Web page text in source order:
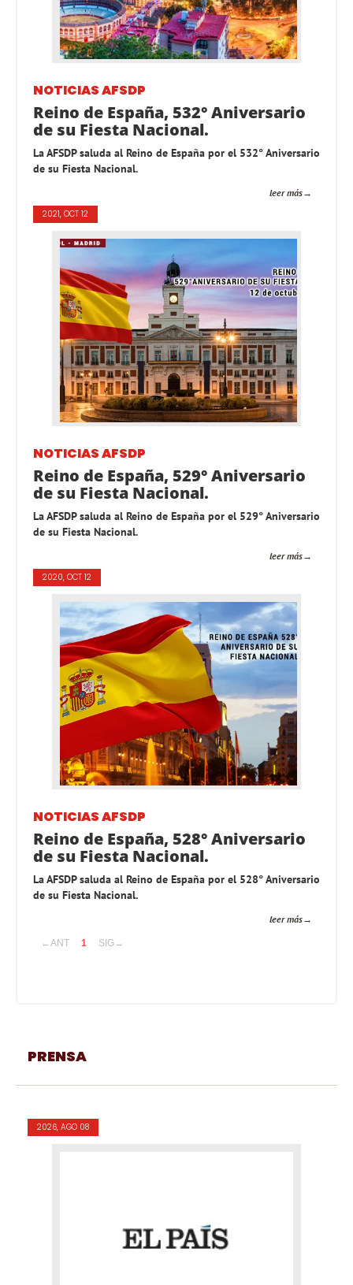
NOTICIAS AFSDP
Reino de España, 532° Aniversario
de su Fiesta Nacional.
La AFSDP saluda al Reino de España por el 532° Aniversario
de su Fiesta Nacional.
leer más
2021, OCT 12
NOTICIAS AFSDP
Reino de España, 529° Aniversario
de su Fiesta Nacional.
La AFSDP saluda al Reino de España por el 529° Aniversario
de su Fiesta Nacional.
leer más
2020, OCT 12
NOTICIAS AFSDP
Reino de España, 528° Aniversario
de su Fiesta Nacional.
La AFSDP saluda al Reino de España por el 528° Aniversario
de su Fiesta Nacional.
leer más
←ANT 1 SIG→
PRENSA
2026, AGO 08